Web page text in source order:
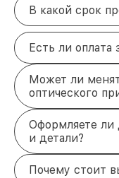
В какой срок
Есть ли оплата
Может ли
оптического
Оформляете ли
и детали?
Почему стоит